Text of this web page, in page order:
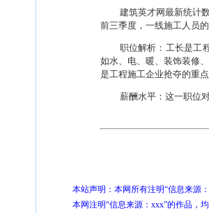
建筑英才网最新统计
前三季度，一线施工人员
职位解析：工长是工
如水、电、暖、装饰装修
是工程施工企业抢夺的重点
薪酬水平：这一职位
本站声明：本网所有注明“信息来源
本网注明“信息来源：xxx”的作品，